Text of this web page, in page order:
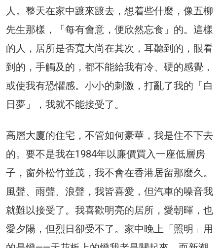
人。整天在家中踱來踱去，想着些什麼，像五柳
先生那樣，「每有會意，便欣然忘食」的。這樣
的人，居所是否寬大尚在其次，耳聽到的，眼看
到的，手觸及的，都不能給我有冷、硬的感覺，
或使我有恐懼感。小小的刺激，打亂了我的「白
日夢」，我就不能接受了。
高層大廈的住宅，不管如何豪華，我是住不下去
的。要不是我在1984年以廉價買入一座低層房
子，窗外松竹並茂，我不會在香港居留那麼久。
風聲、雨聲、浪聲，我皆喜愛，但汽車的噪音我
就難以接受了。我喜歡明亮的居所，愛朝暉，也
愛夕陽，但烈日卻受不了。家中晚上「照明」用